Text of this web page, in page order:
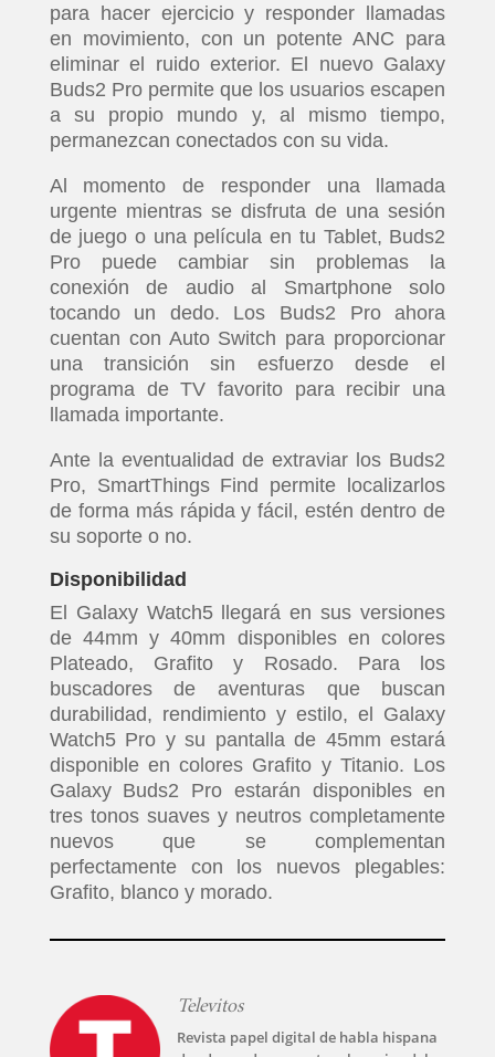
para hacer ejercicio y responder llamadas
en movimiento, con un potente ANC para
eliminar el ruido exterior. El nuevo Galaxy
Buds2 Pro permite que los usuarios escapen
a su propio mundo y, al mismo tiempo,
permanezcan conectados con su vida.
Al momento de responder una llamada
urgente mientras se disfruta de una sesión
de juego o una película en tu Tablet, Buds2
Pro puede cambiar sin problemas la
conexión de audio al Smartphone solo
tocando un dedo. Los Buds2 Pro ahora
cuentan con Auto Switch para proporcionar
una transición sin esfuerzo desde el
programa de TV favorito para recibir una
llamada importante.
Ante la eventualidad de extraviar los Buds2
Pro, SmartThings Find permite localizarlos
de forma más rápida y fácil, estén dentro de
su soporte o no.
Disponibilidad
El Galaxy Watch5 llegará en sus versiones
de 44mm y 40mm disponibles en colores
Plateado, Grafito y Rosado. Para los
buscadores de aventuras que buscan
durabilidad, rendimiento y estilo, el Galaxy
Watch5 Pro y su pantalla de 45mm estará
disponible en colores Grafito y Titanio. Los
Galaxy Buds2 Pro estarán disponibles en
tres tonos suaves y neutros completamente
nuevos que se complementan
perfectamente con los nuevos plegables:
Grafito, blanco y morado.
Televitos
Revista papel digital de habla hispana